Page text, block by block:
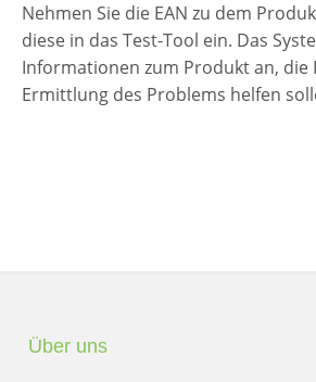
DHL Retoure Online
Liveeditor
Nehmen Sie die EAN zu dem
diese in das Test-Tool ein. Das
Informationen zum Produkt an, die
Ermittlung des Problems helfen
Über uns